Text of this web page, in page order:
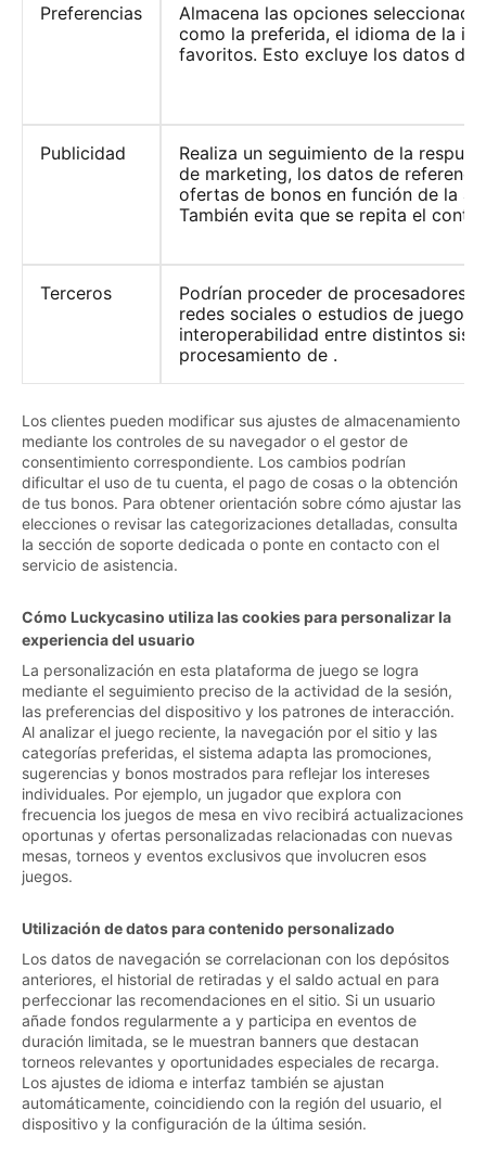
Preferencias
Almacena las opciones
como la preferida, el idioma de la
favoritos. Esto excluye los datos de
Publicidad
Realiza un seguimiento de la
de marketing, los datos de
ofertas de bonos en función de la
También evita que se repita el
Terceros
Podrían proceder de procesadores
redes sociales o estudios de juegos
interoperabilidad entre distintos
procesamiento de .
Los clientes pueden modificar sus ajustes de almacenamiento
mediante los controles de su navegador o el gestor de
consentimiento correspondiente. Los cambios podrían
dificultar el uso de tu cuenta, el pago de cosas o la obtención
de tus bonos. Para obtener orientación sobre cómo ajustar las
elecciones o revisar las categorizaciones detalladas, consulta
la sección de soporte dedicada o ponte en contacto con el
servicio de asistencia.
Cómo Luckycasino utiliza las cookies para personalizar la
experiencia del usuario
La personalización en esta plataforma de juego se logra
mediante el seguimiento preciso de la actividad de la sesión,
las preferencias del dispositivo y los patrones de interacción.
Al analizar el juego reciente, la navegación por el sitio y las
categorías preferidas, el sistema adapta las promociones,
sugerencias y bonos mostrados para reflejar los intereses
individuales. Por ejemplo, un jugador que explora con
frecuencia los juegos de mesa en vivo recibirá actualizaciones
oportunas y ofertas personalizadas relacionadas con nuevas
mesas, torneos y eventos exclusivos que involucren esos
juegos.
Utilización de datos para contenido personalizado
Los datos de navegación se correlacionan con los depósitos
anteriores, el historial de retiradas y el saldo actual en para
perfeccionar las recomendaciones en el sitio. Si un usuario
añade fondos regularmente a y participa en eventos de
duración limitada, se le muestran banners que destacan
torneos relevantes y oportunidades especiales de recarga.
Los ajustes de idioma e interfaz también se ajustan
automáticamente, coincidiendo con la región del usuario, el
dispositivo y la configuración de la última sesión.